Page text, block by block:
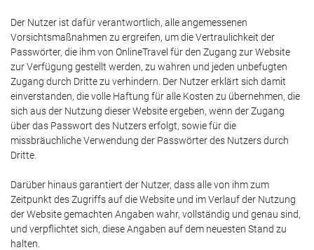
Der Nutzer ist dafür verantwortlich, alle angemessenen
Vorsichtsmaßnahmen zu ergreifen, um die Vertraulichkeit der
Passwörter, die ihm von OnlineTravel für den Zugang zur Website
zur Verfügung gestellt werden, zu wahren und jeden unbefugten
Zugang durch Dritte zu verhindern. Der Nutzer erklärt sich damit
einverstanden, die volle Haftung für alle Kosten zu übernehmen, die
sich aus der Nutzung dieser Website ergeben, wenn der Zugang
über das Passwort des Nutzers erfolgt, sowie für die
missbräuchliche Verwendung der Passwörter des Nutzers durch
Dritte.
Darüber hinaus garantiert der Nutzer, dass alle von ihm zum
Zeitpunkt des Zugriffs auf die Website und im Verlauf der Nutzung
der Website gemachten Angaben wahr, vollständig und genau sind,
und verpflichtet sich, diese Angaben auf dem neuesten Stand zu
halten.